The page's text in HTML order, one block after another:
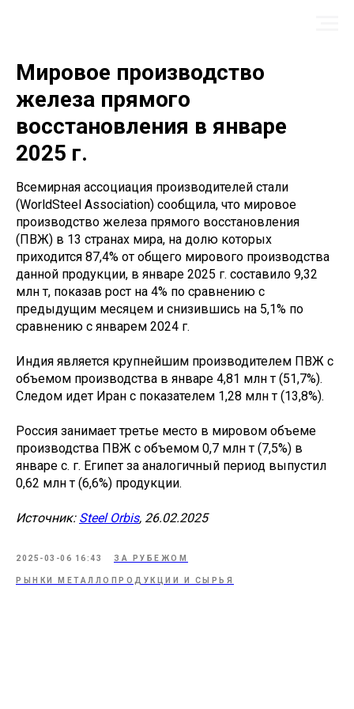
Мировое производство
железа прямого
восстановления в январе
2025 г.
Всемирная ассоциация производителей стали
(WorldSteel Association) сообщила, что мировое
производство железа прямого восстановления
(ПВЖ) в 13 странах мира, на долю которых
приходится 87,4% от общего мирового производства
данной продукции, в январе 2025 г. составило 9,32
млн т, показав рост на 4% по сравнению с
предыдущим месяцем и снизившись на 5,1% по
сравнению с январем 2024 г.
Индия является крупнейшим производителем ПВЖ с
объемом производства в январе 4,81 млн т (51,7%).
Следом идет Иран с показателем 1,28 млн т (13,8%).
Россия занимает третье место в мировом объеме
производства ПВЖ с объемом 0,7 млн т (7,5%) в
январе с. г. Египет за аналогичный период выпустил
0,62 млн т (6,6%) продукции.
Источник: Steel Orbis, 26.02.2025
2025-03-06 16:43 ЗА РУБЕЖОМ
РЫНКИ МЕТАЛЛОПРОДУКЦИИ И СЫРЬЯ